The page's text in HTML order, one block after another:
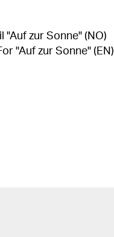
zur Sonne" (NO)
"Auf zur Sonne" (EN)